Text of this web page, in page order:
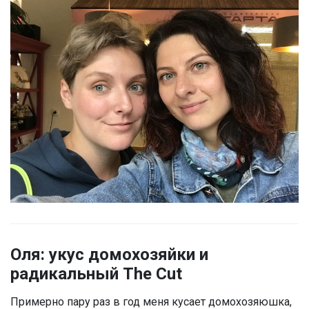
Оля: укус домохозяйки и
радикальный The Cut
Примерно пару раз в год меня кусает домохозяюшка,